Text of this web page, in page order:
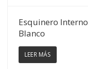
Ver Detalles
Esquinero Interno
Blanco
LEER MÁS